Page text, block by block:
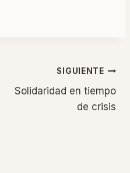
SIGUIENTE
Solidaridad en tiempo
de crisis